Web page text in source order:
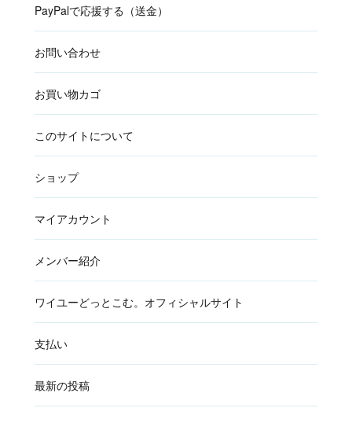
PayPalで応援する（送金）
お問い合わせ
お買い物カゴ
このサイトについて
ショップ
マイアカウント
メンバー紹介
ワイユーどっとこむ。オフィシャルサイト
支払い
最新の投稿